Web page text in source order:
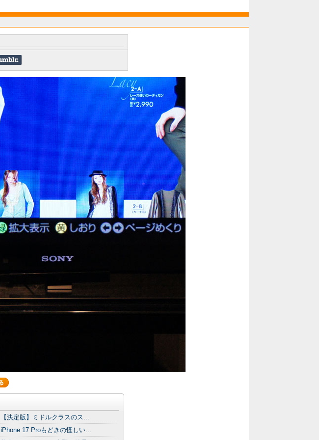
【決定版】ミドルクラスのス...
iPhone 17 Proもどきの怪しい...